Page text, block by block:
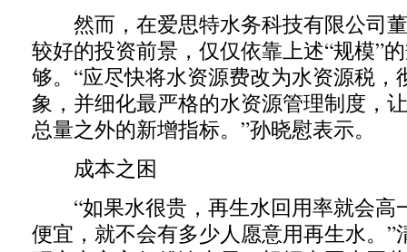
然而，在爱思特水务科技有限公司
较好的投资前景，仅仅依靠上述“规模”
够。“应尽快将水资源费改为水资源税，
象，并细化最严格的水资源管理制度，
总量之外的新增指标。”孙晓慰表示。
成本之困
“如果水很贵，再生水回用率就会高
便宜，就不会有多少人愿意用再生水。”